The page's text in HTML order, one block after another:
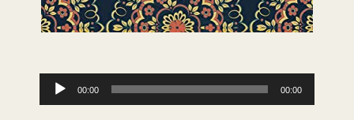
频
00:00 00:00